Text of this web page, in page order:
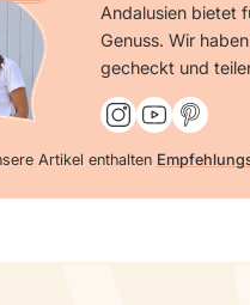
Andalusien bietet
Genuss. Wir
gecheckt und
Artikel enthalten